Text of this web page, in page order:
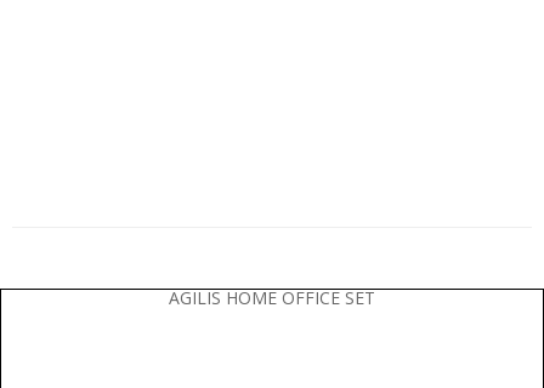
AGILIS HOME OFFICE SET